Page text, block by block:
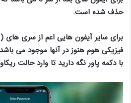
حذف شده است.
فیزیکی هوم هنوز در آنها موجود می
با دکمه پاور نگه دارید تا وارد حالت